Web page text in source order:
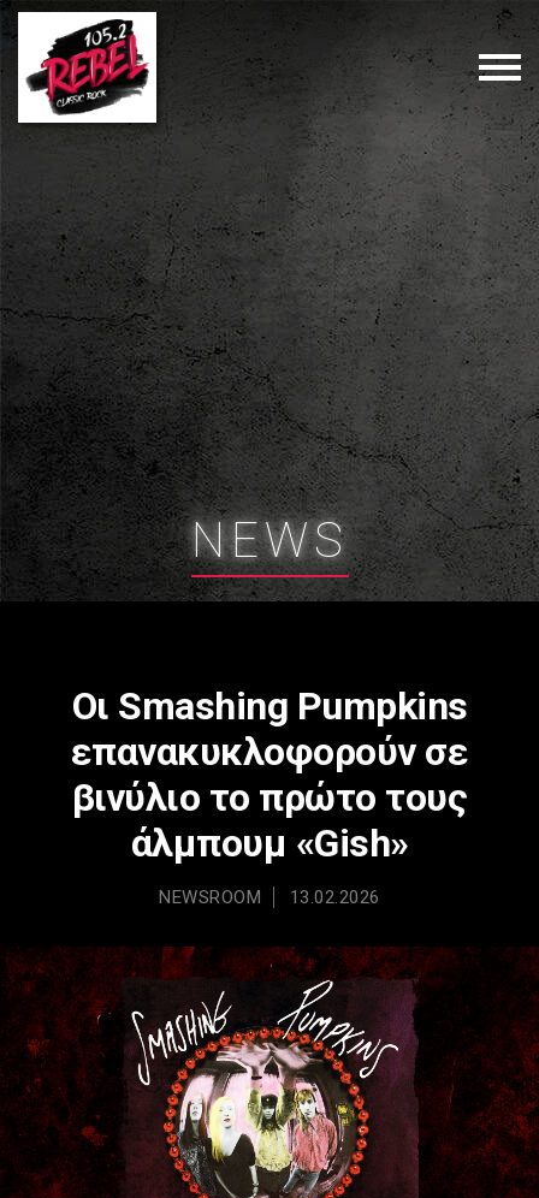
NEWS
Οι Smashing Pumpkins
επανακυκλοφορούν σε
βινύλιο το πρώτο τους
άλμπουμ «Gish»
NEWSROOM 13.02.2026